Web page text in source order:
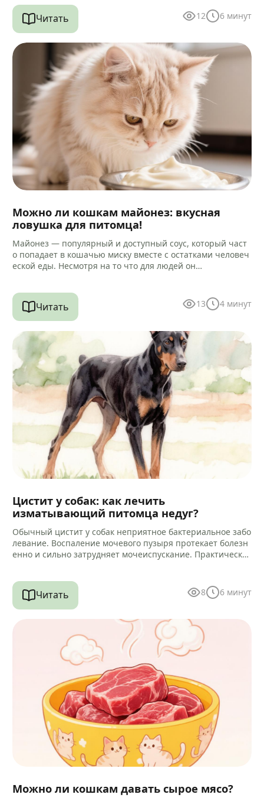
Читать 12 6 минут
Можно ли кошкам майонез: вкусная
ловушка для питомца!
Майонез — популярный и доступный соус, который част
о попадает в кошачью миску вместе с остатками человеч
еской еды. Несмотря на то что для людей он…
Читать 13 4 минут
Цистит у собак: как лечить
изматывающий питомца недуг?
Обычный цистит у собак неприятное бактериальное забо
левание. Воспаление мочевого пузыря протекает болезн
енно и сильно затрудняет мочеиспускание. Практически
Читать 8 6 минут
Можно ли кошкам давать сырое мясо?